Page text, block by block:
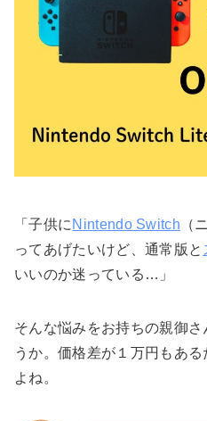
「子供に Nintendo Switch （
ってあげたいけど、通常版と
いいのか迷っている…」
そんな悩みをお持ちの親御
うか。価格差が１万円もあ
よね。